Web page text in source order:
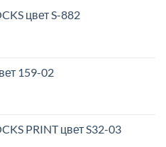
цвет S-882
159-02
PRINT цвет S32-03